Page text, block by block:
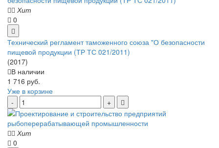
Хит
0
Технический регламент таможенного союза "О безопасности
пищевой продукции (ТР ТС 021/2011)
(2017)
В наличии
1 716 руб.
Уже в корзине
Хит
0